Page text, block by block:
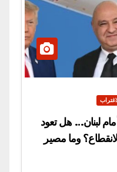
لبنان… هل تعود
وما مصير